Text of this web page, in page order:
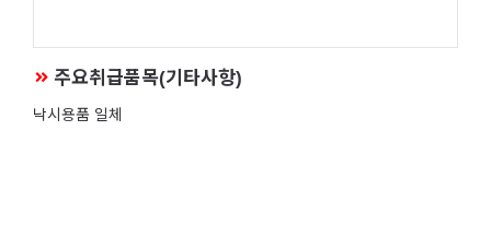
주요취급품목(기타사항)
낙시용품 일체